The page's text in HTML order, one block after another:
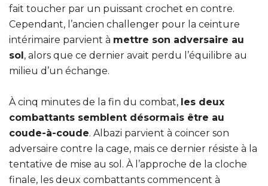
fait toucher par un puissant crochet en contre.
Cependant, l’ancien challenger pour la ceinture
intérimaire parvient à mettre son adversaire au
sol, alors que ce dernier avait perdu l’équilibre au
milieu d’un échange.
À cinq minutes de la fin du combat, les deux
combattants semblent désormais être au
coude-à-coude. Albazi parvient à coincer son
adversaire contre la cage, mais ce dernier résiste à la
tentative de mise au sol. À l’approche de la cloche
finale, les deux combattants commencent à